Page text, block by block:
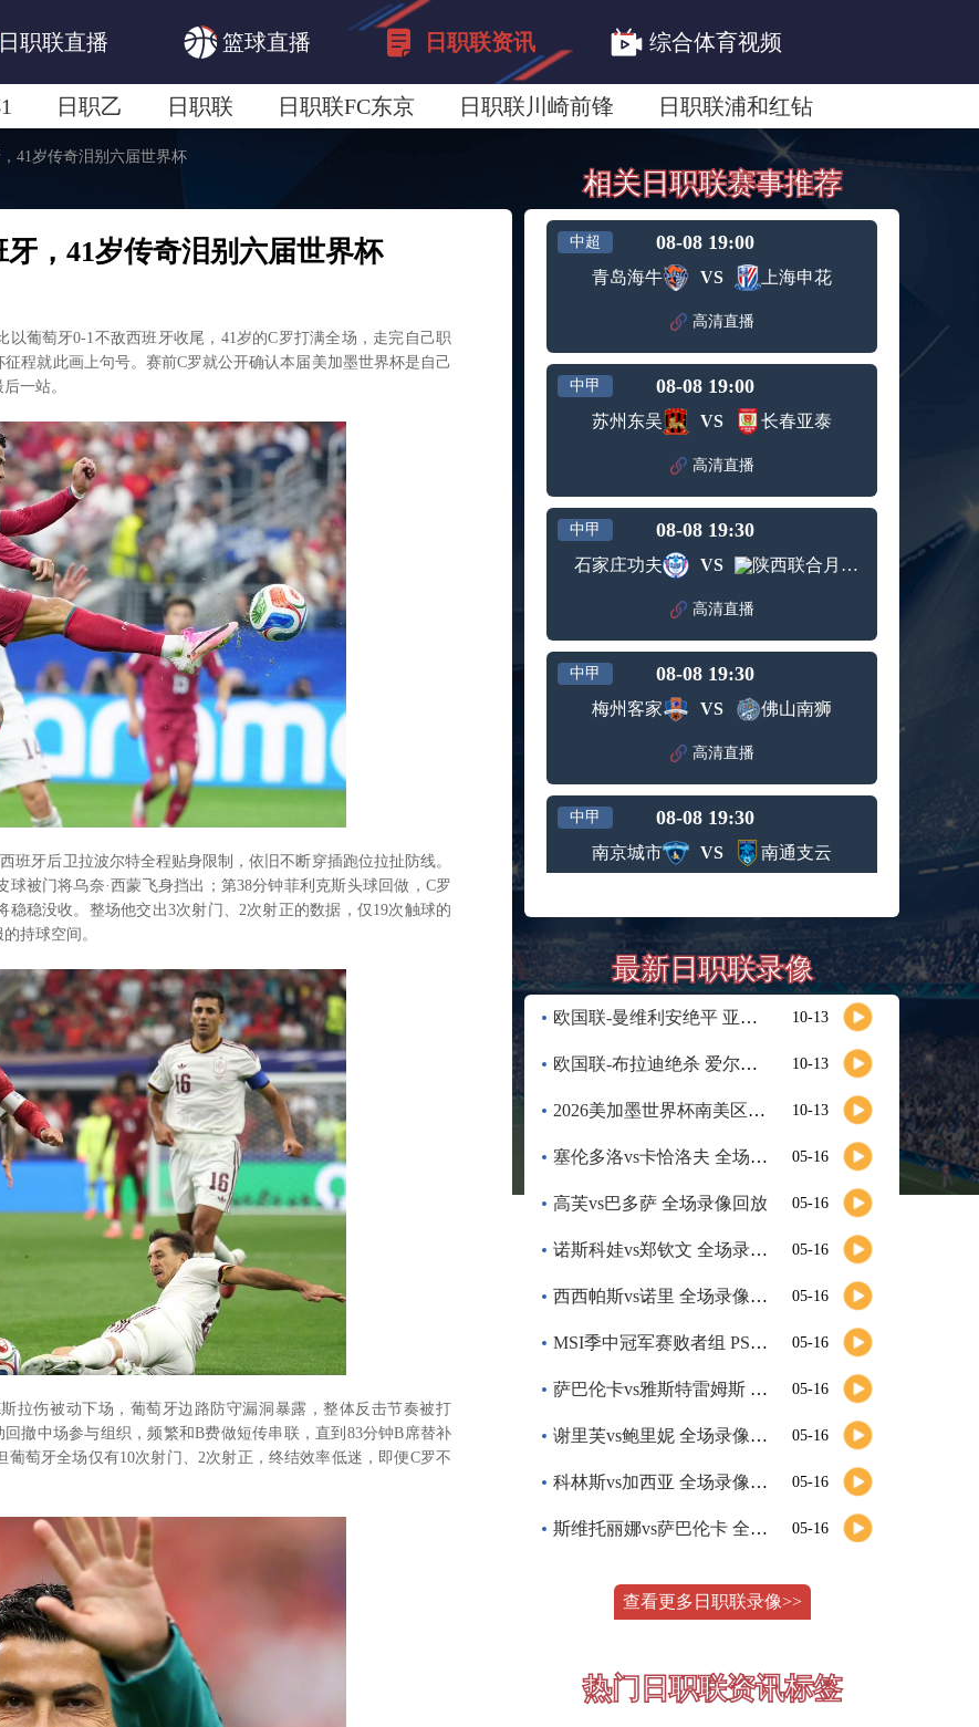
日职联直播 篮球直播 日职联资讯 综合体育视频
日职乙 日职联 日职联FC东京 日职联川崎前锋 日职联浦和红钻
日职联广岛三箭
41岁传奇泪别六届世界杯
，41岁传奇泪别六届世界杯
葡萄牙0-1不敌西班牙收尾，41岁的C罗打满全场，走完自己职
程就此画上句号。赛前C罗就公开确认本届美加墨世界杯是自己
一站。
班牙后卫拉波尔特全程贴身限制，依旧不断穿插跑位拉扯防线。
球被门将乌奈·西蒙飞身挡出；第38分钟菲利克斯头球回做，C罗
稳没收。整场他交出3次射门、2次射正的数据，仅19次触球的
持球空间。
拉伤被动下场，葡萄牙边路防守漏洞暴露，整体反击节奏被打
撤中场参与组织，频繁和B费做短传串联，直到83分钟B席替补
萄牙全场仅有10次射门、2次射正，终结效率低迷，即便C罗不
相关日职联赛事推荐
中超 08-08 19:00
青岛海牛 VS 上海申花
高清直播
中甲 08-08 19:00
苏州东吴 VS 长春亚泰
高清直播
中甲 08-08 19:30
石家庄功夫 VS 陕西联合月亮泊队
高清直播
中甲 08-08 19:30
梅州客家 VS 佛山南狮
高清直播
中甲 08-08 19:30
南京城市 VS 南通支云
08-08 19:35
浙江队 VS 武汉三镇
中超 08-08 19:35
中超 08-08 20:00
云南玉昆 VS
中甲 08-08 20:00
定南赣联 VS 大连鲲城
高清直播
巴西甲 08-09 03:00
高清直播
巴西甲 08-09 05:30
最新日职联录像
欧国联-曼维利安绝平 亚美尼亚2-2法罗群岛 10-13
欧国联-布拉迪绝杀 爱尔兰客场2-1逆转芬兰 10-13
2026美加墨世界杯南美区预选赛第9轮全场集锦 10-13
塞伦多洛vs卡恰洛夫 全场录像回放 05-16
高芙vs巴多萨 全场录像回放 05-16
诺斯科娃vs郑钦文 全场录像回放 05-16
西西帕斯vs诺里 全场录像回放 05-16
MSI季中冠军赛败者组 PSG vs G2 全场录像回放 05-16
萨巴伦卡vs雅斯特雷姆斯 全场录像回放 05-16
谢里芙vs鲍里妮 全场录像回放 05-16
科林斯vs加西亚 全场录像回放 05-16
斯维托丽娜vs萨巴伦卡 全场录像回放 05-16
郑钦文vs诺斯科娃 全场录像回放 05-15
WTT沙特大满贯女单半决赛 陈梦vs早田希娜 全场录像回放
查看更多日职联录像>>
热门日职联资讯标签